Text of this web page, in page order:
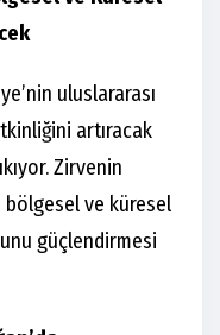
uluslararası
artıracak
Zirvenin
bölgesel ve küresel
güçlendirmesi